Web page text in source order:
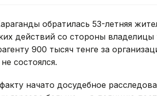
обратилась 53-летняя
действий со стороны владелицы
900 тысяч тенге за
состоялся.
начато досудебное